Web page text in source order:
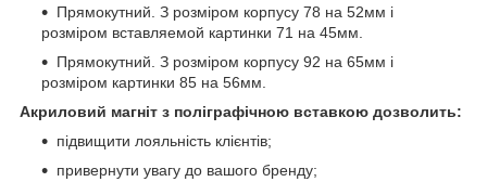
Прямокутний. З розміром корпусу 78 на 52мм і
розміром вставляемой картинки 71 на 45мм.
Прямокутний. З розміром корпусу 92 на 65мм і
розміром картинки 85 на 56мм.
Акриловий магніт з поліграфічною вставкою дозволить:
підвищити лояльність клієнтів;
привернути увагу до вашого бренду;